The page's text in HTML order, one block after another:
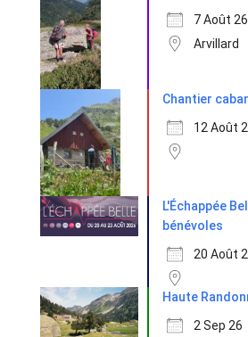
7 Août 26
Arvillard
Chantier
12 Août
L'Échappée
bénévoles
20 Août
Haute
2 Sep 26